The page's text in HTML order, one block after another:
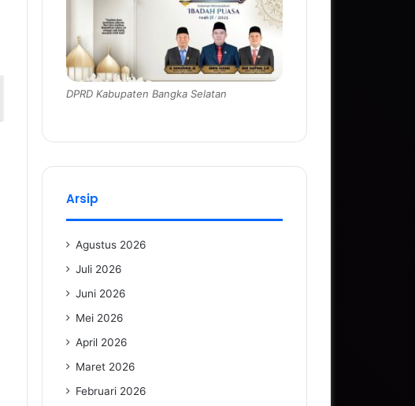
DPRD Kabupaten Bangka Selatan
Arsip
Agustus 2026
Juli 2026
Juni 2026
Mei 2026
April 2026
Maret 2026
Februari 2026